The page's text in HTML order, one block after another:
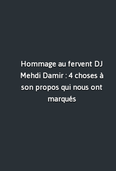
Hommage au fervent DJ
Mehdi Damir : 4 choses à
son propos qui nous ont
marqués